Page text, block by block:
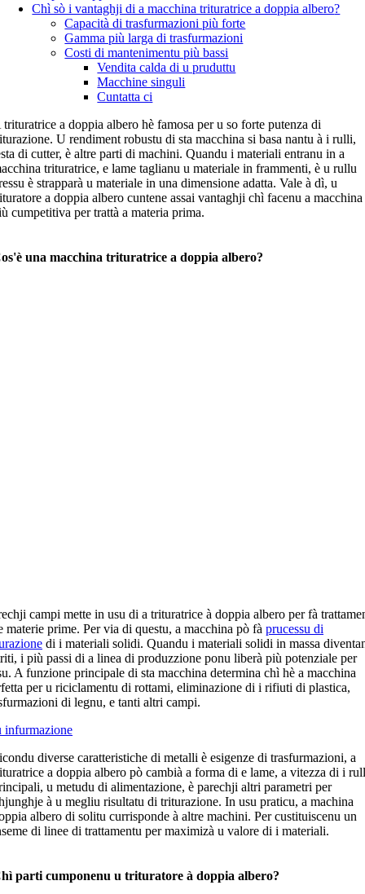
Chì sò i vantaghji di a macchina trituratrice a doppia albero?
Capacità di trasfurmazioni più forte
Gamma più larga di trasfurmazioni
Costi di mantenimentu più bassi
Vendita calda di u pruduttu
Macchine singuli
Cuntatta ci
trituratrice a doppia albero hè famosa per u so forte putenza di
U rendiment robustu di sta macchina si basa nantu à i rulli,
di cutter, è altre parti di machini. Quandu i materiali entranu in a
trituratrice, e lame taglianu u materiale in frammenti, è u rullu
è strapparà u materiale in una dimensione adatta. Vale à dì, u
a doppia albero cuntene assai vantaghji chì facenu a macchina
cumpetitiva per trattà a materia prima.
una macchina trituratrice a doppia albero?
campi mette in usu di a trituratrice à doppia albero per fà
materie prime. Per via di questu, a macchina pò fàprucessu di
di i materiali solidi. Quandu i materiali solidi in massa
i più passi di a linea di produzzione ponu liberà più potenziale per
A funzione principale di sta macchina determina chì hè a macchina
per u riciclamentu di rottami, eliminazione di i rifiuti di plastica,
di legnu, e tanti altri campi.
infurmazione
diverse caratteristiche di metalli è esigenze di trasfurmazioni, a
a doppia albero pò cambià a forma di e lame, a vitezza di i
u metudu di alimentazione, è parechji altri parametri per
à u megliu risultatu di triturazione. In usu praticu, a machina
albero di solitu currisponde à altre machini. Per custituiscenu un
di linee di trattamentu per maximizà u valore di i materiali.
parti cumponenu u trituratore à doppia albero?